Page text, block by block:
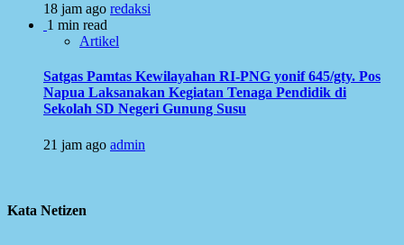
18 jam ago redaksi
1 min read
Artikel
Satgas Pamtas Kewilayahan RI-PNG yonif 645/gty. Pos
Napua Laksanakan Kegiatan Tenaga Pendidik di
Sekolah SD Negeri Gunung Susu
21 jam ago admin
Kata Netizen